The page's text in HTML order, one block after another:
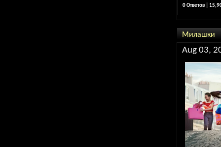
0 Ответов |
Милашки
Aug 03,